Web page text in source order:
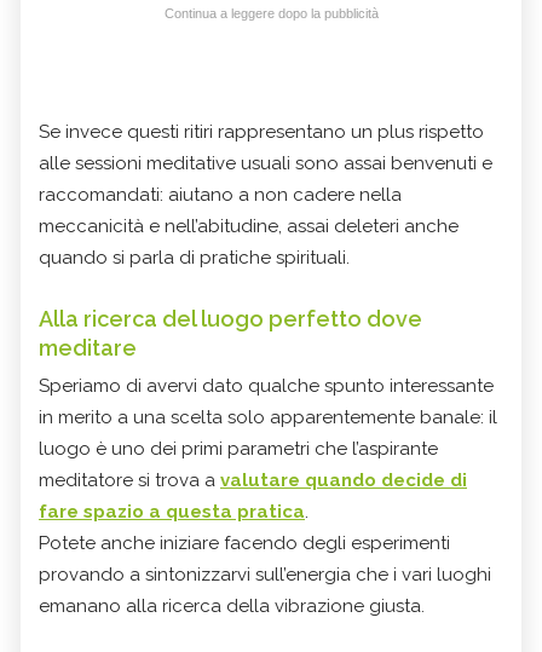
Continua a leggere dopo la pubblicità
Se invece questi ritiri rappresentano un plus rispetto
alle sessioni meditative usuali sono assai benvenuti e
raccomandati: aiutano a non cadere nella
meccanicità e nell’abitudine, assai deleteri anche
quando si parla di pratiche spirituali.
Alla ricerca del luogo perfetto dove
meditare
Speriamo di avervi dato qualche spunto interessante
in merito a una scelta solo apparentemente banale: il
luogo è uno dei primi parametri che l’aspirante
meditatore si trova a valutare quando decide di
fare spazio a questa pratica.
Potete anche iniziare facendo degli esperimenti
provando a sintonizzarvi sull’energia che i vari luoghi
emanano alla ricerca della vibrazione giusta.